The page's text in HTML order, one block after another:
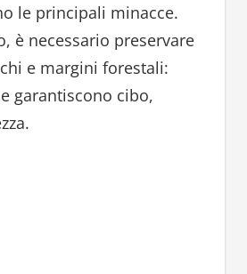
le principali minacce.
è necessario preservare
e margini forestali:
garantiscono cibo,